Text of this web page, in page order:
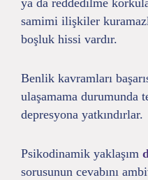
ya da reddedilme
samimi ilişkiler
boşluk hissi vardır.
Benlik kavramları
ulaşamama durumunda
depresyona yatkındırlar.
Psikodinamik yaklaşım
sorusunun cevabını